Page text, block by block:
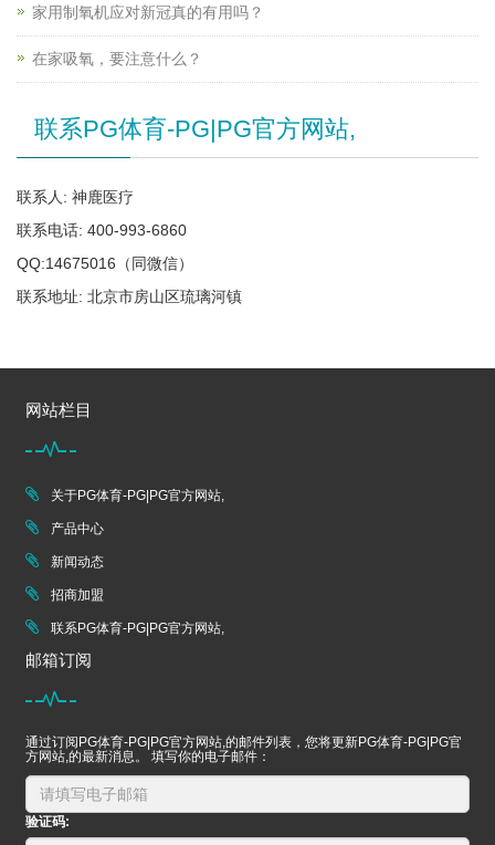
家用制氧机应对新冠真的有用吗？
在家吸氧，要注意什么？
联系PG体育-PG|PG官方网站,
联系人: 神鹿医疗
联系电话: 400-993-6860
QQ:14675016（同微信）
联系地址: 北京市房山区琉璃河镇
网站栏目
关于PG体育-PG|PG官方网站,
产品中心
新闻动态
招商加盟
联系PG体育-PG|PG官方网站,
邮箱订阅
通过订阅PG体育-PG|PG官方网站,的邮件列表，您将更新PG体育-PG|PG官
方网站,的最新消息。 填写你的电子邮件：
验证码: